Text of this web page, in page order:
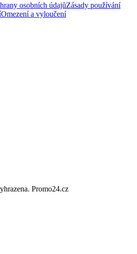
osobních údajůZásady používání
Omezení a vyloučení
Promo24.cz